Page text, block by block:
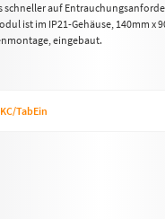
schneller auf
ist im IP21-Gehäuse, 140mm x
eingebaut.
TabEin